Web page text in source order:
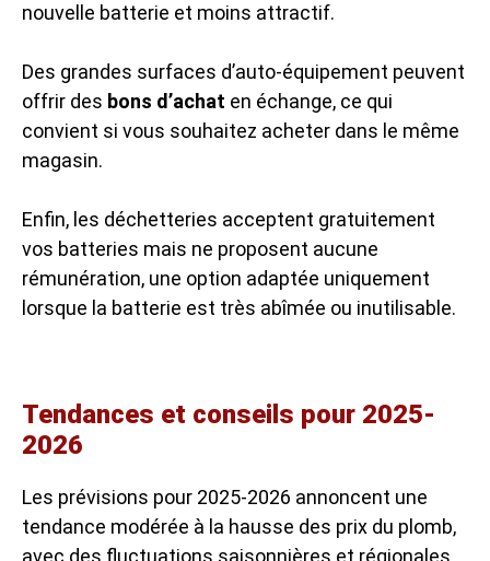
nouvelle batterie et moins attractif.
Des grandes surfaces d’auto-équipement peuvent
offrir des bons d’achat en échange, ce qui
convient si vous souhaitez acheter dans le même
magasin.
Enfin, les déchetteries acceptent gratuitement
vos batteries mais ne proposent aucune
rémunération, une option adaptée uniquement
lorsque la batterie est très abîmée ou inutilisable.
Tendances et conseils pour 2025-
2026
Les prévisions pour 2025-2026 annoncent une
tendance modérée à la hausse des prix du plomb,
avec des fluctuations saisonnières et régionales.